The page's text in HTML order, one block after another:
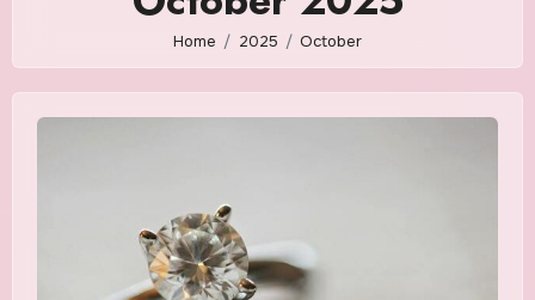
Home 2025 October